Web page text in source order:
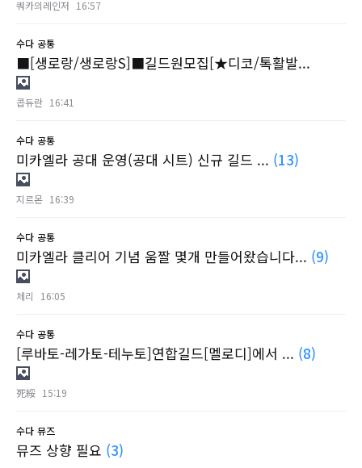
쿼카의레인저 16:57
수다 공통
■[생로랑/생로랑S]■길드원모집[★디코/톡활발...
콥듀란 16:41
수다 공통
미카엘라 공대 운영(공대 시트) 신규 길드 ... (13)
지르몬 16:39
수다 공통
미카엘라 클리어 기념 움짤 몇개 만들어왔습니다... (9)
체리 16:05
수다 공통
[루바토-레가토-테누토]연합길드[멜로디]에서 ... (8)
死綏 15:19
수다 뮤즈
뮤즈 상향 필요 (3)